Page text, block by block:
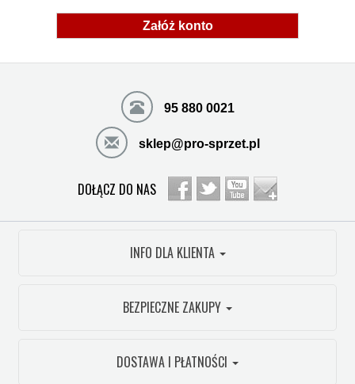
Załóż konto
95 880 0021
sklep@pro-sprzet.pl
DOŁĄCZ DO NAS
INFO DLA KLIENTA
BEZPIECZNE ZAKUPY
DOSTAWA I PŁATNOŚCI